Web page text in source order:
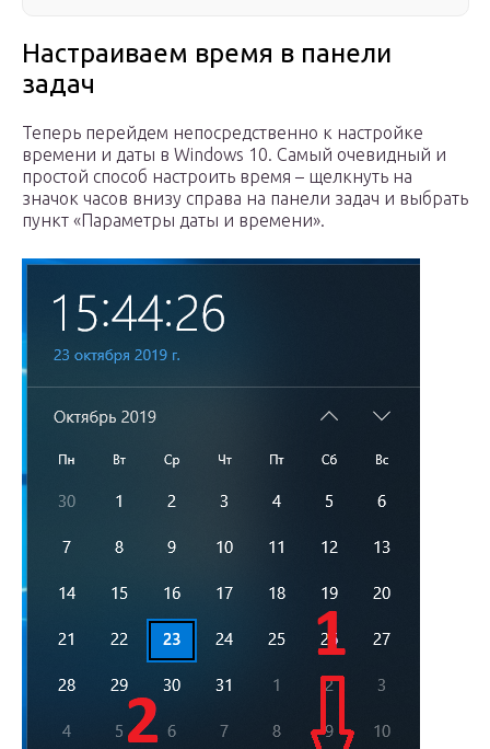
Настраиваем время в панели
задач
Теперь перейдем непосредственно к настройке
времени и даты в Windows 10. Самый очевидный и
простой способ настроить время – щелкнуть на
значок часов внизу справа на панели задач и выбрать
пункт «Параметры даты и времени».